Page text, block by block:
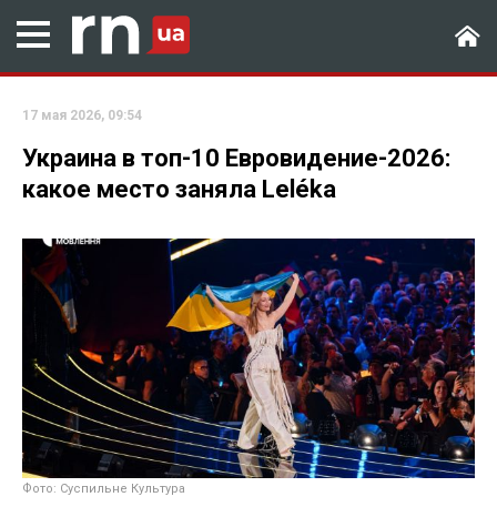
17 мая 2026, 09:54
Украина в топ-10 Евровидение-2026:
какое место заняла Leléka
Фото: Суспильне Культура